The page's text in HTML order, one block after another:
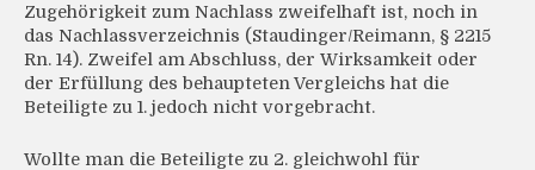
Zugehörigkeit zum Nachlass zweifelhaft ist, noch in
das Nachlassverzeichnis (Staudinger/Reimann, § 2215
Rn. 14). Zweifel am Abschluss, der Wirksamkeit oder
der Erfüllung des behaupteten Vergleichs hat die
Beteiligte zu 1. jedoch nicht vorgebracht.
Wollte man die Beteiligte zu 2. gleichwohl für